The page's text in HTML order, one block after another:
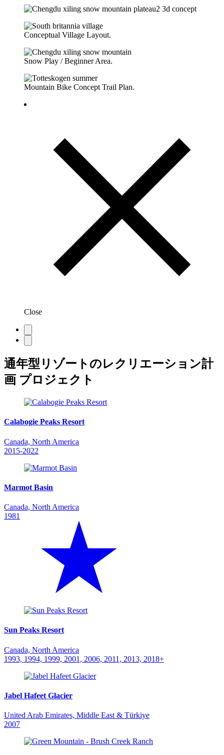
Conceptual Village Layout.
Snow Play / Beginner Area.
Mountain Bike Concept Trail Plan.
Close
通年型リゾートのレクリエーション計
画 プロジェクト
Calabogie Peaks Resort
Canada, North America
2015-2022
Marmot Basin
Canada, North America
1981
Sun Peaks Resort
Canada, North America
1993, 1994, 1999, 2001, 2006, 2011, 2013, 2018+
Jabel Hafeet Glacier
United Arab Emirates, Middle East & Türkiye
2007